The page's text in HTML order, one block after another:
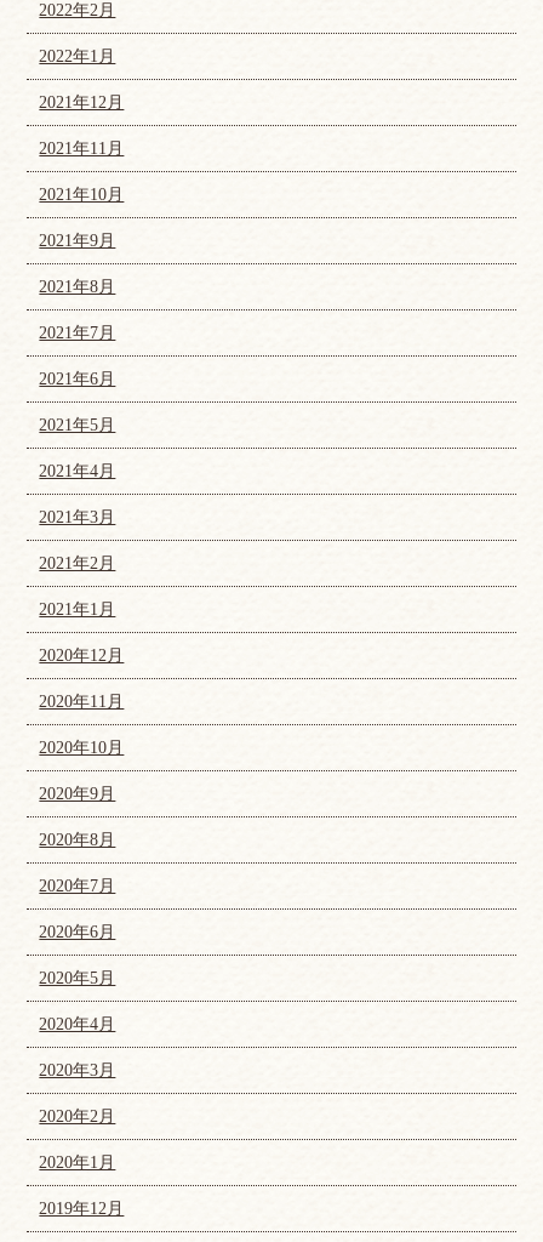
2022年2月
2022年1月
2021年12月
2021年11月
2021年10月
2021年9月
2021年8月
2021年7月
2021年6月
2021年5月
2021年4月
2021年3月
2021年2月
2021年1月
2020年12月
2020年11月
2020年10月
2020年9月
2020年8月
2020年7月
2020年6月
2020年5月
2020年4月
2020年3月
2020年2月
2020年1月
2019年12月